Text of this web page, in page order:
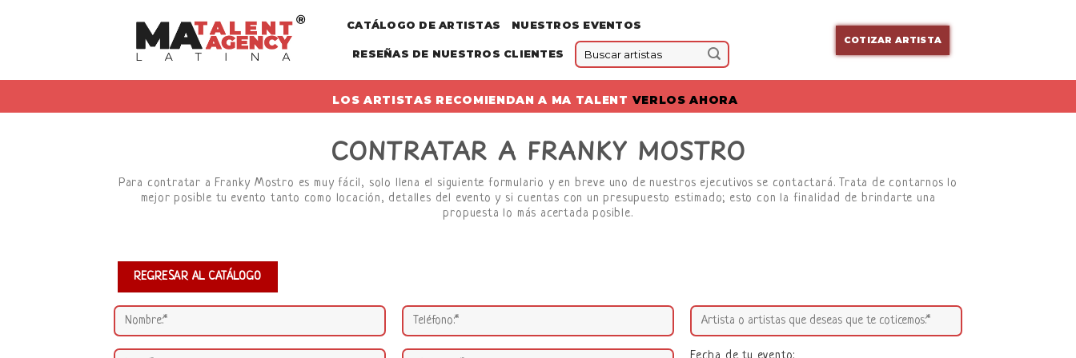
CATÁLOGO DE ARTISTAS NUESTROS EVENTOS
RESEÑAS DE NUESTROS CLIENTES
COTIZAR ARTISTA
LOS ARTISTAS RECOMIENDAN A MA TALENT VERLOS AHORA
CONTRATAR A FRANKY MOSTRO
Para contratar a Franky Mostro es muy fácil, solo llena el siguiente formulario y en breve uno de nuestros ejecutivos se contactará. Trata de contarnos lo
mejor posible tu evento tanto como locación, detalles del evento y si cuentas con un presupuesto estimado; esto con la finalidad de brindarte una
propuesta lo más acertada posible.
REGRESAR AL CATÁLOGO